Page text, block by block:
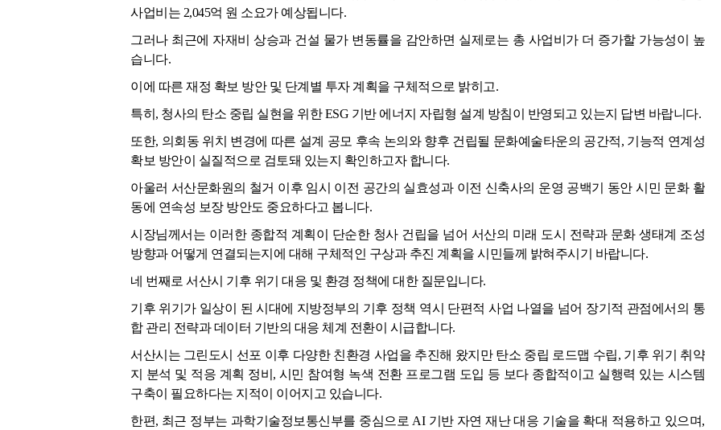
사업비는 2,045억 원 소요가 예상됩니다.
그러나 최근에 자재비 상승과 건설 물가 변동률을 감안하면 실제로는 총 사업비가 더 증가할 가능성이 높
습니다.
이에 따른 재정 확보 방안 및 단계별 투자 계획을 구체적으로 밝히고.
특히, 청사의 탄소 중립 실현을 위한 ESG 기반 에너지 자립형 설계 방침이 반영되고 있는지 답변 바랍니다.
또한, 의회동 위치 변경에 따른 설계 공모 후속 논의와 향후 건립될 문화예술타운의 공간적, 기능적 연계성
확보 방안이 실질적으로 검토돼 있는지 확인하고자 합니다.
아울러 서산문화원의 철거 이후 임시 이전 공간의 실효성과 이전 신축사의 운영 공백기 동안 시민 문화 활
동에 연속성 보장 방안도 중요하다고 봅니다.
시장님께서는 이러한 종합적 계획이 단순한 청사 건립을 넘어 서산의 미래 도시 전략과 문화 생태계 조성
방향과 어떻게 연결되는지에 대해 구체적인 구상과 추진 계획을 시민들께 밝혀주시기 바랍니다.
네 번째로 서산시 기후 위기 대응 및 환경 정책에 대한 질문입니다.
기후 위기가 일상이 된 시대에 지방정부의 기후 정책 역시 단편적 사업 나열을 넘어 장기적 관점에서의 통
합 관리 전략과 데이터 기반의 대응 체계 전환이 시급합니다.
서산시는 그린도시 선포 이후 다양한 친환경 사업을 추진해 왔지만 탄소 중립 로드맵 수립, 기후 위기 취약
지 분석 및 적응 계획 정비, 시민 참여형 녹색 전환 프로그램 도입 등 보다 종합적이고 실행력 있는 시스템
구축이 필요하다는 지적이 이어지고 있습니다.
한편, 최근 정부는 과학기술정보통신부를 중심으로 AI 기반 자연 재난 대응 기술을 확대 적용하고 있으며,